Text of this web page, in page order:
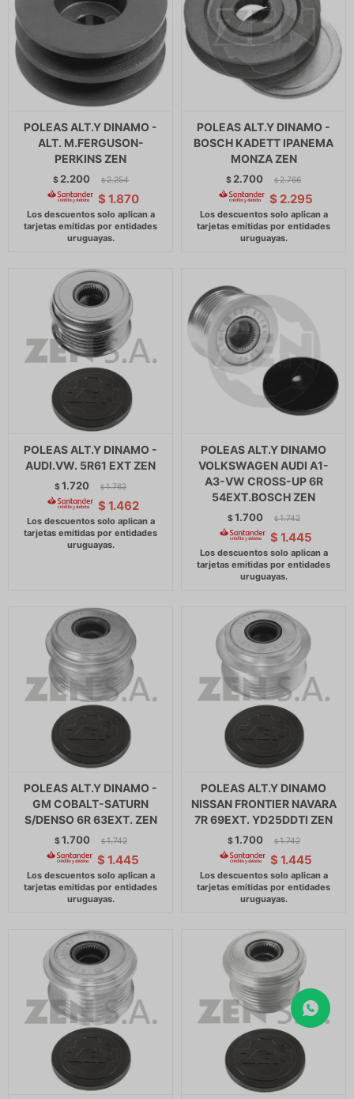
POLEAS ALT.Y DINAMO -
ALT. M.FERGUSON-
PERKINS ZEN
$ 2.200 $ 2.254
$ 1.870
POLEAS ALT.Y DINAMO -
BOSCH KADETT IPANEMA
MONZA ZEN
$ 2.700 $ 2.766
$ 2.295
POLEAS ALT.Y DINAMO -
AUDI.VW. 5R61 EXT ZEN
$1.720 $ 1.762
$ 1.462
POLEAS ALT.Y DINAMO
VOLKSWAGEN AUDI A1-
A3-VW CROSS-UP 6R
54EXT.BOSCH ZEN
$1.700 $ 1.742
$ 1.445
POLEAS ALT.Y DINAMO -
GM COBALT-SATURN
S/DENSO 6R 63EXT. ZEN
$1.700 $ 1.742
$ 1.445
POLEAS ALT.Y DINAMO
NISSAN FRONTIER NAVARA
7R 69EXT. YD25DDTI ZEN
$1.700 $ 1.742
$ 1.445